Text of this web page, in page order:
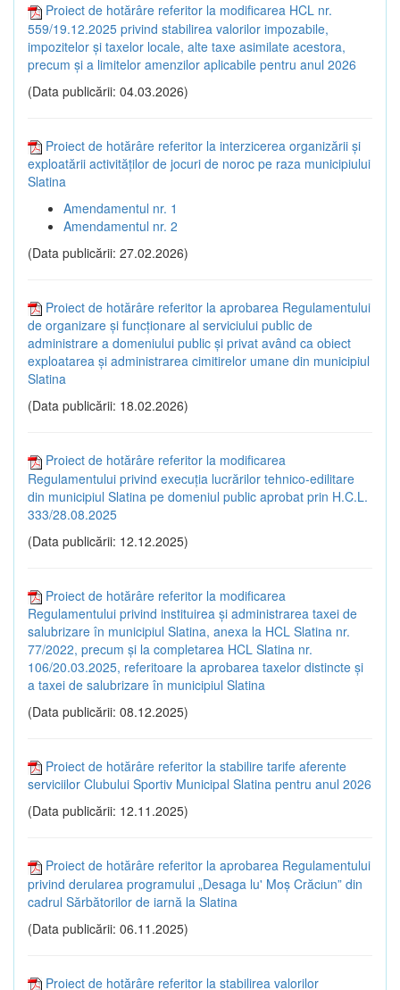
Proiect de hotărâre referitor la modificarea HCL nr.
559/19.12.2025 privind stabilirea valorilor impozabile,
impozitelor și taxelor locale, alte taxe asimilate acestora,
precum și a limitelor amenzilor aplicabile pentru anul 2026
(Data publicării: 04.03.2026)
Proiect de hotărâre referitor la interzicerea organizării și
exploatării activităților de jocuri de noroc pe raza municipiului
Slatina
Amendamentul nr. 1
Amendamentul nr. 2
(Data publicării: 27.02.2026)
Proiect de hotărâre referitor la aprobarea Regulamentului
de organizare și funcționare al serviciului public de
administrare a domeniului public și privat având ca obiect
exploatarea și administrarea cimitirelor umane din municipiul
Slatina
(Data publicării: 18.02.2026)
Proiect de hotărâre referitor la modificarea
Regulamentului privind execuția lucrărilor tehnico-edilitare
din municipiul Slatina pe domeniul public aprobat prin H.C.L.
333/28.08.2025
(Data publicării: 12.12.2025)
Proiect de hotărâre referitor la modificarea
Regulamentului privind instituirea și administrarea taxei de
salubrizare în municipiul Slatina, anexa la HCL Slatina nr.
77/2022, precum și la completarea HCL Slatina nr.
106/20.03.2025, referitoare la aprobarea taxelor distincte și
a taxei de salubrizare în municipiul Slatina
(Data publicării: 08.12.2025)
Proiect de hotărâre referitor la stabilire tarife aferente
serviciilor Clubului Sportiv Municipal Slatina pentru anul 2026
(Data publicării: 12.11.2025)
Proiect de hotărâre referitor la aprobarea Regulamentului
privind derularea programului „Desaga lu' Moș Crăciun” din
cadrul Sărbătorilor de iarnă la Slatina
(Data publicării: 06.11.2025)
Proiect de hotărâre referitor la stabilirea valorilor